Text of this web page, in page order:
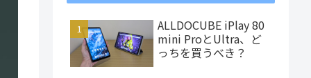
ALLDOCUBE iPlay 80
mini ProとUltra、ど
っちを買うべき？